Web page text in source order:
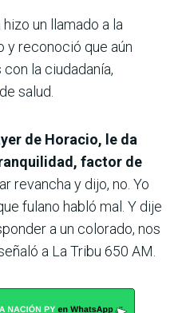
un llamado a la
y reconoció que aún
la ciudadanía,
salud.
de Horacio, le da
factor de
revancha y dijo, no. Yo
fulano habló mal. Y dije
a un colorado, nos
a La Tribu 650 AM.